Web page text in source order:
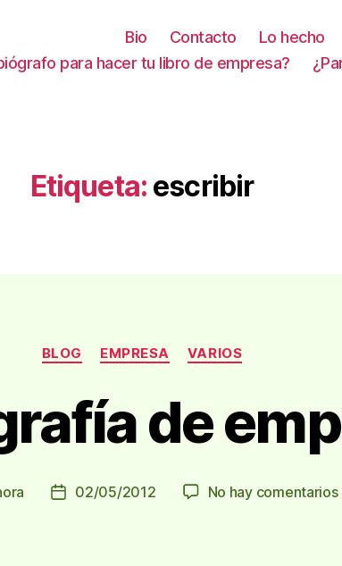
Bio Contacto Lo hecho
para hacer tu libro de empresa?
Etiqueta: escribir
Categorías
BLOG EMPRESA VARIOS
de
Fecha02/05/2012 No hay comentarios